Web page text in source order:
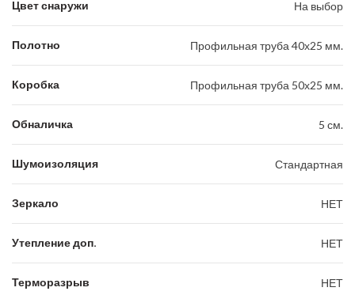
Цвет снаружи На выбор
Полотно Профильная труба 40х25 мм.
Коробка Профильная труба 50х25 мм.
Обналичка 5 см.
Шумоизоляция Стандартная
Зеркало НЕТ
Утепление доп. НЕТ
Терморазрыв НЕТ